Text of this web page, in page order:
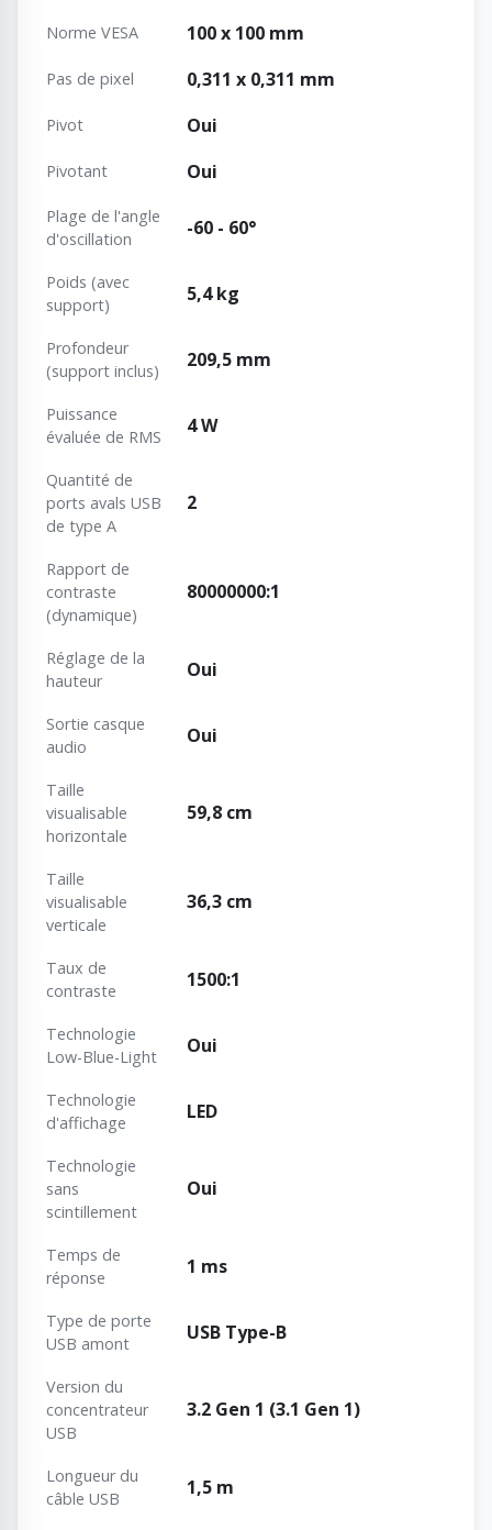
Norme VESA 100 x 100 mm
Pas de pixel 0,311 x 0,311 mm
Pivot Oui
Pivotant Oui
Plage de l'angle
d'oscillation
-60 - 60°
Poids (avec
support)
5,4 kg
Profondeur
(support inclus)
209,5 mm
Puissance
évaluée de RMS
4 W
Quantité de
ports avals USB
de type A
2
Rapport de
contraste
(dynamique)
80000000:1
Réglage de la
hauteur
Oui
Sortie casque
audio
Oui
Taille
visualisable
horizontale
59,8 cm
Taille
visualisable
verticale
36,3 cm
Taux de
contraste
1500:1
Technologie
Low-Blue-Light
Oui
Technologie
d'affichage
LED
Technologie
sans
scintillement
Oui
Temps de
réponse
1 ms
Type de porte
USB amont
USB Type-B
Version du
concentrateur
USB
3.2 Gen 1 (3.1 Gen 1)
Longueur du
câble USB
1,5 m